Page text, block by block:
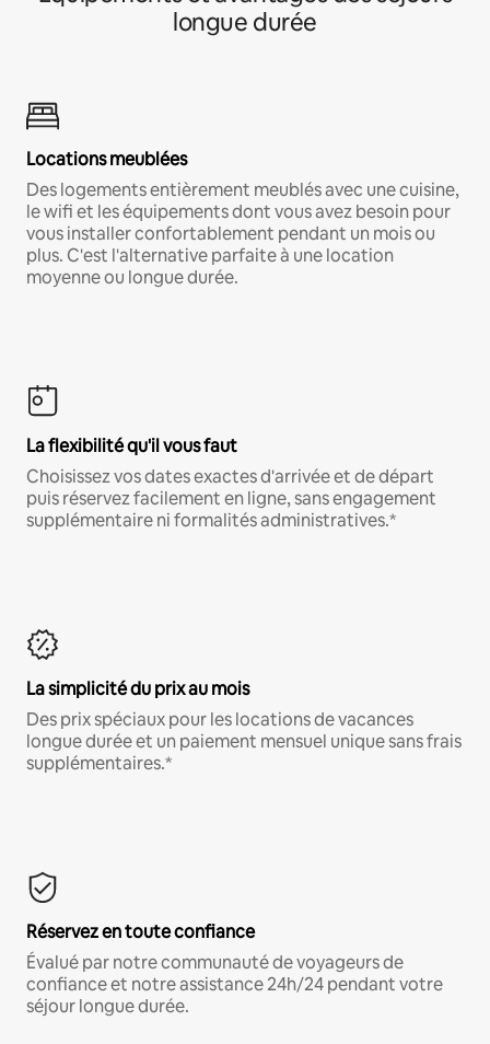
longue durée
Locations meublées
Des logements entièrement meublés avec une cuisine,
le wifi et les équipements dont vous avez besoin pour
vous installer confortablement pendant un mois ou
plus. C'est l'alternative parfaite à une location
moyenne ou longue durée.
La flexibilité qu'il vous faut
Choisissez vos dates exactes d'arrivée et de départ
puis réservez facilement en ligne, sans engagement
supplémentaire ni formalités administratives.*
La simplicité du prix au mois
Des prix spéciaux pour les locations de vacances
longue durée et un paiement mensuel unique sans frais
supplémentaires.*
Réservez en toute confiance
Évalué par notre communauté de voyageurs de
confiance et notre assistance 24h/24 pendant votre
séjour longue durée.